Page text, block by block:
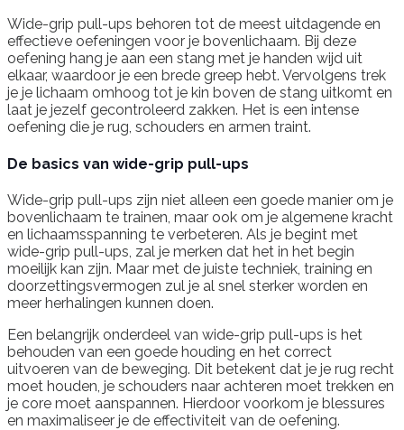
Wide-grip pull-ups behoren tot de meest uitdagende en
effectieve oefeningen voor je bovenlichaam. Bij deze
oefening hang je aan een stang met je handen wijd uit
elkaar, waardoor je een brede greep hebt. Vervolgens trek
je je lichaam omhoog tot je kin boven de stang uitkomt en
laat je jezelf gecontroleerd zakken. Het is een intense
oefening die je rug, schouders en armen traint.
De basics van wide-grip pull-ups
Wide-grip pull-ups zijn niet alleen een goede manier om je
bovenlichaam te trainen, maar ook om je algemene kracht
en lichaamsspanning te verbeteren. Als je begint met
wide-grip pull-ups, zal je merken dat het in het begin
moeilijk kan zijn. Maar met de juiste techniek, training en
doorzettingsvermogen zul je al snel sterker worden en
meer herhalingen kunnen doen.
Een belangrijk onderdeel van wide-grip pull-ups is het
behouden van een goede houding en het correct
uitvoeren van de beweging. Dit betekent dat je je rug recht
moet houden, je schouders naar achteren moet trekken en
je core moet aanspannen. Hierdoor voorkom je blessures
en maximaliseer je de effectiviteit van de oefening.